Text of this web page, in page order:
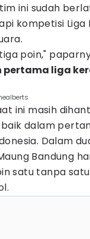
ini sudah
kompetisi Liga
poin,"
pertama liga
ini masih
dalam
Dalam
Bandung
satu tanpa